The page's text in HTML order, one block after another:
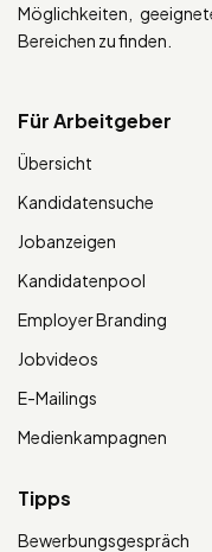
Möglichkeiten,
Bereichen zu finden.
Für Arbeitgeber
Übersicht
Kandidatensuche
Jobanzeigen
Kandidatenpool
Employer Branding
Jobvideos
E-Mailings
Medienkampagnen
Tipps
Bewerbungsgespräch